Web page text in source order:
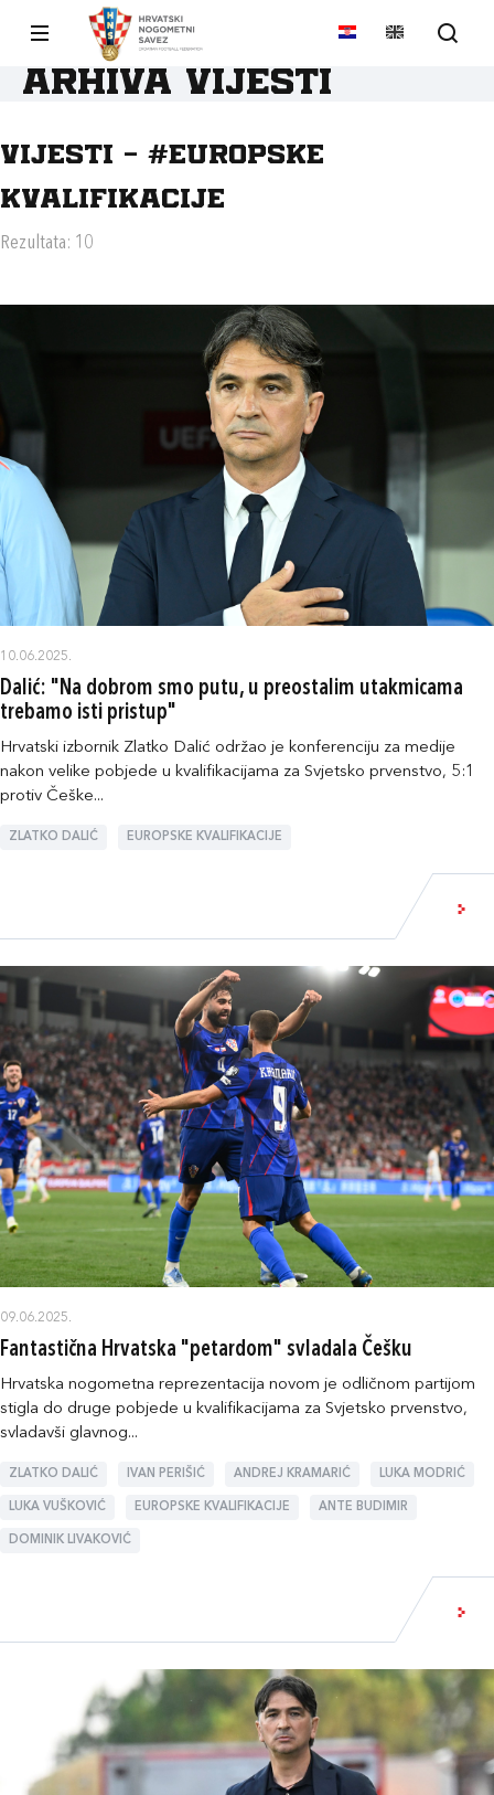
Arhiva vijesti
Vijesti - #EUROPSKE
KVALIFIKACIJE
Rezultata: 10
10.06.2025.
Dalić: "Na dobrom smo putu, u preostalim utakmicama
trebamo isti pristup"
Hrvatski izbornik Zlatko Dalić održao je konferenciju za medije
nakon velike pobjede u kvalifikacijama za Svjetsko prvenstvo, 5:1
protiv Češke...
ZLATKO DALIĆ EUROPSKE KVALIFIKACIJE
09.06.2025.
Fantastična Hrvatska "petardom" svladala Češku
Hrvatska nogometna reprezentacija novom je odličnom partijom
stigla do druge pobjede u kvalifikacijama za Svjetsko prvenstvo,
svladavši glavnog...
ZLATKO DALIĆ IVAN PERIŠIĆ ANDREJ KRAMARIĆ LUKA MODRIĆ
LUKA VUŠKOVIĆ EUROPSKE KVALIFIKACIJE ANTE BUDIMIR
DOMINIK LIVAKOVIĆ